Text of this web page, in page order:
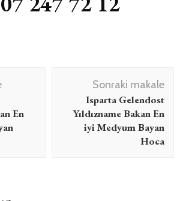
En
Sonraki makale
Isparta Gelendost
Yıldızname Bakan En
iyi Medyum Bayan
Hoca